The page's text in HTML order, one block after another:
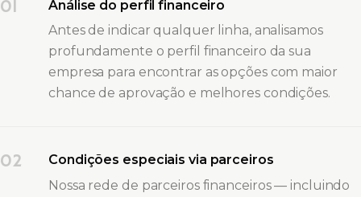
01
Análise do perfil financeiro
Antes de indicar qualquer linha, analisamos
profundamente o perfil financeiro da sua
empresa para encontrar as opções com maior
chance de aprovação e melhores condições.
02
Condições especiais via parceiros
Nossa rede de parceiros financeiros — incluindo